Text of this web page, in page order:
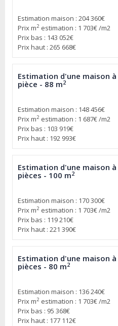
Estimation maison : 204 360€
Prix m2 estimation : 1 703€ /m2
Prix bas : 143 052€
Prix haut : 265 668€
Estimation d'une maison à
pièce - 88 m2
Estimation maison : 148 456€
Prix m2 estimation : 1 687€ /m2
Prix bas : 103 919€
Prix haut : 192 993€
Estimation d'une maison à
pièces - 100 m2
Estimation maison : 170 300€
Prix m2 estimation : 1 703€ /m2
Prix bas : 119 210€
Prix haut : 221 390€
Estimation d'une maison
pièces - 80 m2
Estimation maison : 136 240€
Prix m2 estimation : 1 703€ /m2
Prix bas : 95 368€
Prix haut : 177 112€